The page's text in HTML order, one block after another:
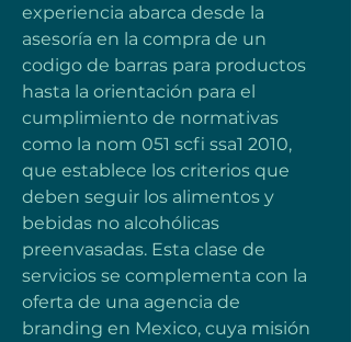
experiencia abarca desde la
asesoría en la compra de un
codigo de barras para productos
hasta la orientación para el
cumplimiento de normativas
como la nom 051 scfi ssa1 2010,
que establece los criterios que
deben seguir los alimentos y
bebidas no alcohólicas
preenvasadas. Esta clase de
servicios se complementa con la
oferta de una agencia de
branding en Mexico, cuya misión